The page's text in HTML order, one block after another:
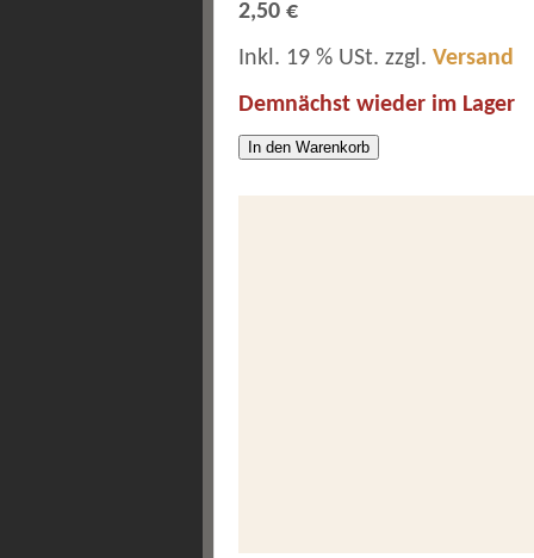
2,50 €
Inkl. 19 % USt. zzgl. Versand
Demnächst wieder im Lager
In den Warenkorb